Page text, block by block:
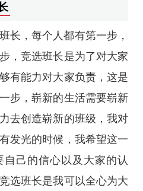
长，每个人都有第一步，
，竞选班长是为了对大家
有能力对大家负责，这是
步，崭新的生活需要崭新
去创造崭新的班级，我对
发光的时候，我希望这一
己的信心以及大家的认
选班长是我可以全心为大